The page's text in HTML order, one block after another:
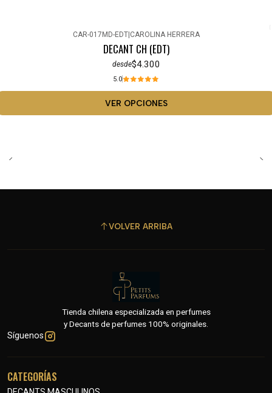
CAR-017MD-EDT| CAROLINA HERRERA
DECANT CH (EDT)
desde$4.300
5.0
VER OPCIONES
VOLVER ARRIBA
Tienda chilena especializada en perfumes
y Decants de perfumes 100% originales.
Síguenos
CATEGORÍAS